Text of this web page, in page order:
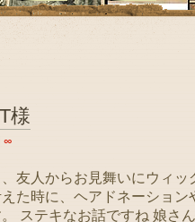
様
∞
友人からお見舞いにウィッ
た時に、ヘアドネーション
ステキなお話ですね 娘さ